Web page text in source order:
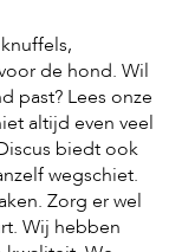
de hond. Wil
past? Lees onze
altijd even veel
biedt ook
wegschiet.
Zorg er wel
Wij hebben